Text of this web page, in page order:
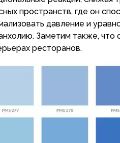
пространств, где он
давление и
Заметим также, что
ресторанов.